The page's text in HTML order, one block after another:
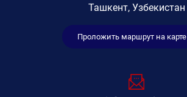
Ташкент, Узбекистан
Проложить маршрут на карте